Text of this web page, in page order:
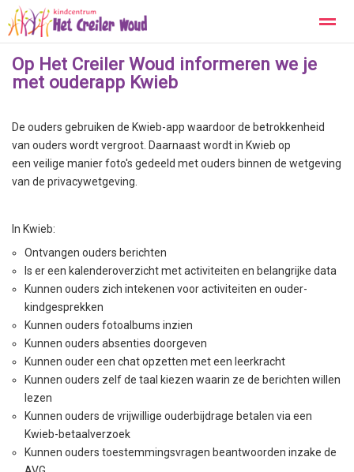
Kopwerk Privacy Contact
Home Zoeken Foto's
Op Het Creiler Woud informeren we je
met ouderapp Kwieb
De ouders gebruiken de Kwieb-app waardoor de betrokkenheid
van ouders wordt vergroot. Daarnaast wordt in Kwieb op
een veilige manier foto's gedeeld met ouders binnen de wetgeving
van de privacywetgeving.
In Kwieb:
Ontvangen ouders berichten
Is er een kalenderoverzicht met activiteiten en belangrijke data
Kunnen ouders zich intekenen voor activiteiten en ouder-
kindgesprekken
Kunnen ouders fotoalbums inzien
Kunnen ouders absenties doorgeven
Kunnen ouder een chat opzetten met een leerkracht
Kunnen ouders zelf de taal kiezen waarin ze de berichten willen
lezen
Kunnen ouders de vrijwillige ouderbijdrage betalen via een
Kwieb-betaalverzoek
Kunnen ouders toestemmingsvragen beantwoorden inzake de